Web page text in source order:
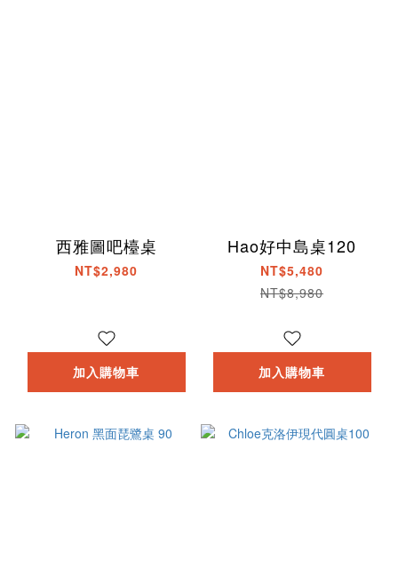
西雅圖吧檯桌
NT$2,980
加入購物車
Hao好中島桌120
NT$5,480
NT$8,980
加入購物車